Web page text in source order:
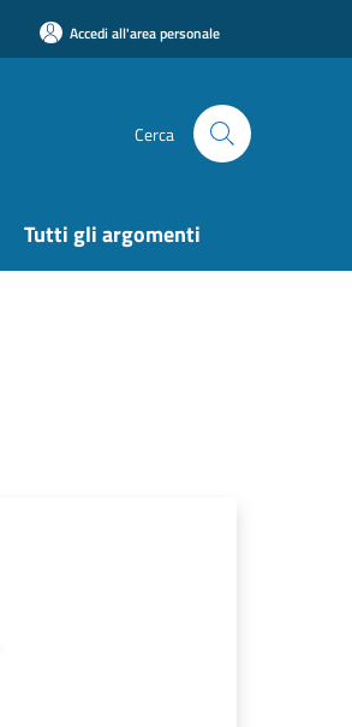
Accedi all'area personale
Cerca
Tutti gli argomenti